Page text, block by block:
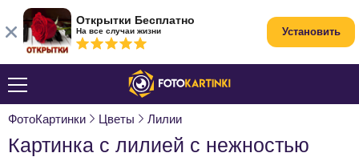
ФотоКартинки Цветы Лилии
Картинка с лилией с нежностью
Открытки Бесплатно
На все случаи жизни Установить